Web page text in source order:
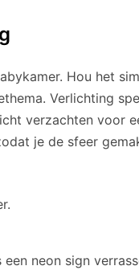
Hou het
Verlichting
verzachten voor
je de sfeer
neon sign